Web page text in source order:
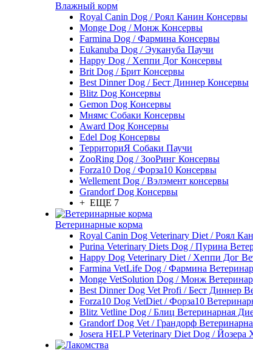
Влажный корм
Royal Canin Dog / Роял Канин Консервы
Monge Dog / Монж Консервы
Farmina Dog / Фармина Консервы
Eukanuba Dog / Эукануба Паучи
Happy Dog / Хеппи Дог Консервы
Brit Dog / Брит Консервы
Best Dinner Dog / Бест Диннер Консервы
Blitz Dog Консервы
Gemon Dog Консервы
Мнямс Собаки Консервы
Award Dog Консервы
Edel Dog Консервы
ТерриториЯ Собаки Паучи
ZooRing Dog / ЗооРинг Консервы
Forza10 Dog / Форза10 Консервы
Wellement Dog / Вэлэмент консервы
Grandorf Dog Консервы
+ ЕЩЕ 7
Ветеринарные корма
Royal Canin Dog Veterinary Diet / Роял
Purina Veterinary Diets Dog / Пурина
Happy Dog Veterinary Diet / Хеппи Дог
Farmina VetLife Dog / Фармина
Monge VetSolution Dog / Монж
Best Dinner Dog Vet Profi / Бест Диннер
Forza10 Dog VetDiet / Форза10
Blitz Vetline Dog / Блиц Ветеринарная
Grandorf Dog Vet / Грандорф
Josera HELP Veterinary Diet Dog / Йозера